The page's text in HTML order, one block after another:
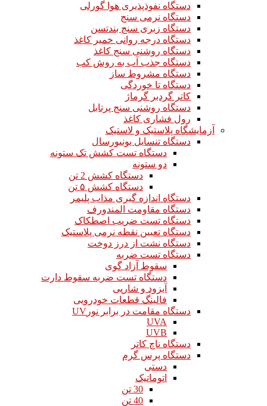
دستگاه نفوذپذیری هوا گورلی
دستگاه نرمی سنج
دستگاه زبری سنج بندتسن
دستگاه درجه روانی خمیر کاغذ
دستگاه روشنی سنج کاغذ
دستگاه جذب آب به روش کب
دستگاه مشروط ساز
دستگاه تا خوردگی
کاتر گردبر گرماژ
دستگاه روشنی سنج پرتابل
رول فشاری کاغذ
آزمایشگاه پلاستیک و لاستیک
دستگاه تنسایل یونیورسال
دستگاه تست کشش تک ستونه
دو ستونه
دستگاه کشش 2 تن
دستگاه کشش ۵ تن
دستگاه اندازه گیری مذاب پلیمر
دستگاه مقاومت المندورف
دستگاه تست ضریب اصطکاک
دستگاه تعیین نقطه نرمی پلاستیک
دستگاه نشت از درز دوخت
دستگاه تست ضربه
سقوط آزاد گوی
دستگاه تست ضربه سقوط دارت
آیزود و شارپی
فالینگ قطعات خودرویی
دستگاه مقامت در برابر نورUV
UVA
UVB
دستگاه ناچ کاتر
دستگاه پرس گرم
دستی
اتوماتیک
30 تن
40 تن